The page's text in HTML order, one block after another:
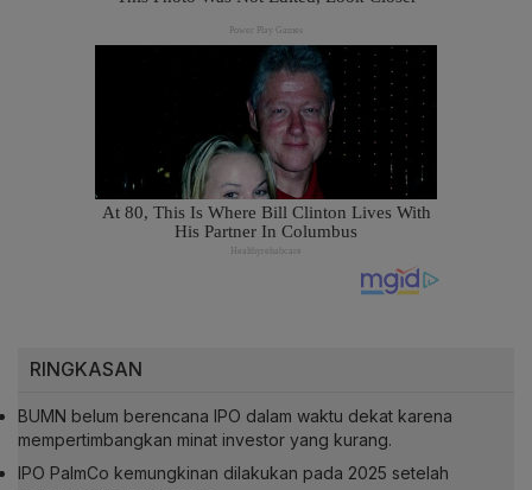
RINGKASAN
BUMN belum berencana IPO dalam waktu dekat karena
mempertimbangkan minat investor yang kurang.
IPO PalmCo kemungkinan dilakukan pada 2025 setelah